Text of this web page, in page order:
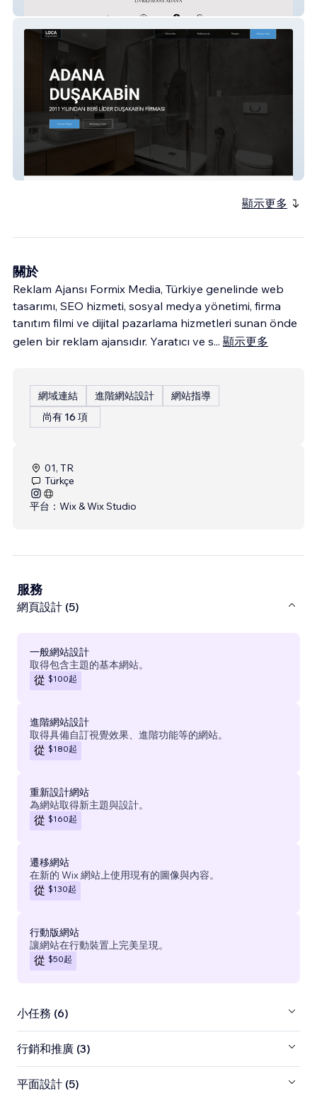
Adana Duşakabin
顯示更多
關於
Reklam Ajansı Formix Media, Türkiye genelinde web
tasarımı, SEO hizmeti, sosyal medya yönetimi, firma
tanıtım filmi ve dijital pazarlama hizmetleri sunan önde
gelen bir reklam ajansıdır. Yaratıcı ve s... 顯示更多
網域連結 進階網站設計
網站指導
尚有 16 項
01, TR
Türkçe
平台： Wix & Wix Studio
服務
網頁設計 (5)
一般網站設計
取得包含主題的基本網站。
從 $100起
進階網站設計
取得具備自訂視覺效果、進階功能等的網站。
從 $180起
重新設計網站
為網站取得新主題與設計。
從 $160起
遷移網站
在新的 Wix 網站上使用現有的圖像與內容。
從 $130起
行動版網站
讓網站在行動裝置上完美呈現。
從 $50起
小任務 (6)
行銷和推廣 (3)
平面設計 (5)